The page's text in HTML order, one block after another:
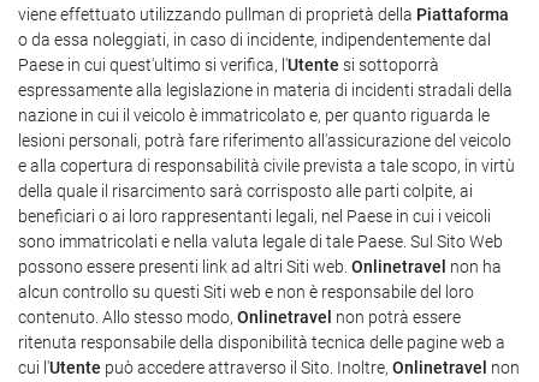
viene effettuato utilizzando pullman di proprietà della Piattaforma
o da essa noleggiati, in caso di incidente, indipendentemente dal
Paese in cui quest'ultimo si verifica, l'Utente si sottoporrà
espressamente alla legislazione in materia di incidenti stradali della
nazione in cui il veicolo è immatricolato e, per quanto riguarda le
lesioni personali, potrà fare riferimento all'assicurazione del veicolo
e alla copertura di responsabilità civile prevista a tale scopo, in virtù
della quale il risarcimento sarà corrisposto alle parti colpite, ai
beneficiari o ai loro rappresentanti legali, nel Paese in cui i veicoli
sono immatricolati e nella valuta legale di tale Paese. Sul Sito Web
possono essere presenti link ad altri Siti web. Onlinetravel non ha
alcun controllo su questi Siti web e non è responsabile del loro
contenuto. Allo stesso modo, Onlinetravel non potrà essere
ritenuta responsabile della disponibilità tecnica delle pagine web a
cui l'Utente può accedere attraverso il Sito. Inoltre, Onlinetravel non